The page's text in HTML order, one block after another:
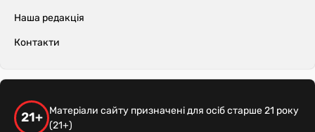
Наша редакція
Контакти
21+
Матеріали сайту призначені для осіб старше 21 року
(21+)